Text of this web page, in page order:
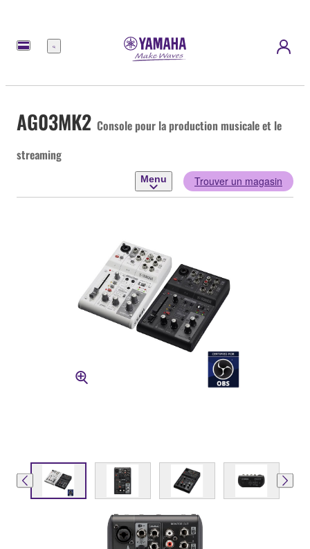
Menu
AG03MK2 Console pour la production musicale et le
streaming
Menu Trouver un magasin